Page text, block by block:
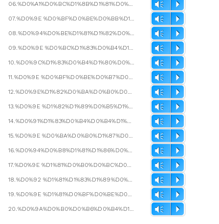
06.%D0%A1%D0%BC%D1%8B%D1%81%D0%BB%D0%B0 %D0%BD%D0%B5%D1%82.mp3 Vm P
07.%D0%9E %D0%BF%D0%BE%D0%BB%D1%8C%D0%B7%D0%B5 %D0%BD%D0%B5-%D0%B1%D1%8B%D1%82%D0%B8%D1%8F.mp3 Vm P
08.%D0%94%D0%BE%D1%81%D1%82%D0%B8%D0%B6%D0%B5%D0%BD%D0%B8%D0%B5.mp3 Vm P
09.%D0%9E %D0%BC%D1%83%D0%B4%D1%80%D0%B5%D1%86%D0%B0%D1%85 %D0%B4%D1%80%D0%B5%D0%B2%D0%BD%D0%BE%D1%81%D1%82%D0%B8.mp3 Vm P
10.%D0%9C%D1%83%D0%B4%D1%80%D0%BE%D1%81%D1%82%D1%8C %D0%B8 %D0%BF%D0%BE%D0%BD%D0%B8%D0%BC%D0%B0%D0%BD%D0%B8%D0%B5.mp3 Vm P
11.%D0%9E %D0%BF%D0%BE%D0%B7%D0%BD%D0%B0%D0%BD%D0%B8%D0%B8 %D0%B7%D0%B0%D0%BA%D0%BE%D0%BD%D0%B0 %D0%B2%D0%B5%D1%87%D0%BD%D0%BE%D1%81%D1%82%D0%B8.mp3 Vm P
12.%D0%9E%D1%82%D0%BA%D0%B0%D0%B7 %D0%BE%D1%82 %D0%B2%D1%8B%D0%B1%D0%BE%D1%80%D0%B0.mp3 Vm P
13.%D0%9E %D1%82%D1%89%D0%B5%D1%82%D0%B5 %D0%B1%D0%BE%D1%80%D1%8C%D0%B1%D1%8B.mp3 Vm P
14.%D0%91%D1%83%D0%B4%D0%B4%D1%8B %D0%B8 %D0%B3%D0%BB%D1%83%D0%BF%D1%86%D1%8B.mp3 Vm P
15.%D0%9E %D0%BA%D0%B0%D1%87%D0%B5%D1%81%D1%82%D0%B2%D0%B0%D1%85 %D0%B4%D0%B0%D0%BE%D1%81%D0%B0.mp3 Vm P
16.%D0%94%D0%B8%D1%81%D1%86%D0%B8%D0%BF%D0%BB%D0%B8%D0%BD%D0%B0 %D0%B8 %D0%BA%D0%BE%D0%BD%D1%82%D1%80%D0%BE%D0%BB%D1%8C.mp3 Vm P
17.%D0%9E %D1%81%D0%B0%D0%BC%D0%BE%D0%B9 %D0%BD%D0%B5%D0%B6%D0%BD%D0%BE%D0%B9 %D1%81%D1%83%D0%B1%D1%81%D1%82%D0%B0%D0%BD%D1%86%D0%B8%D0%B8.mp3 Vm P
18.%D0%92 %D1%81%D1%83%D1%89%D0%B5%D1%81%D1%82%D0%B2%D0%BE%D0%B2%D0%B0%D0%BD%D0%B8%D0%B8 %D0%BD%D0%B5%D1%82 %D0%B2%D0%BE%D0%BF%D1%80%D0%BE%D1%81%D0%B0.mp3 Vm P
19.%D0%9E %D1%81%D0%BF%D0%BE%D0%BA%D0%BE%D0%B9%D0%BD%D0%BE%D0%B9 %D1%82%D0%B8%D1%88%D0%B8%D0%BD%D0%B5.mp3 Vm P
20.%D0%9A%D0%B0%D0%B6%D0%B4%D1%8B%D0%B9 %D0%B1%D1%83%D0%B4%D0%B4%D0%B0 %D0%BE%D0%B1%D0%BE%D0%B3%D0%B0%D1%89%D0%B0%D0%B5%D1%82 %D0%B2%D1%81%D0%B5%D0%BB%D0%B5%D0%BD%D0%BD%D1%83%D1%8E.mp3 Vm P